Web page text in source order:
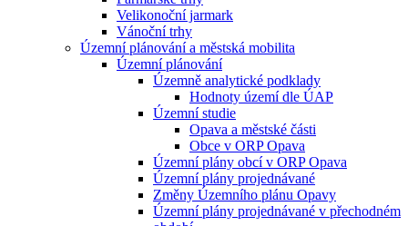
Velikonoční jarmark
Vánoční trhy
Územní plánování a městská mobilita
Územní plánování
Územně analytické podklady
Hodnoty území dle ÚAP
Územní studie
Opava a městské části
Obce v ORP Opava
Územní plány obcí v ORP Opava
Územní plány projednávané
Změny Územního plánu Opavy
Územní plány projednávané v přechodném